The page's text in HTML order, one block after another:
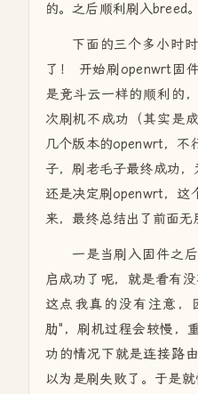
的。之后顺利刷入breed。
下面的三个多小时
了！ 开始刷openwrt固
是竞斗云一样的顺利的
次刷机不成功（其实是
几个版本的openwrt，不
子，刷老毛子最终成功，
还是决定刷openwrt，这
来，最终总结出了前面无
一是当刷入固件之
启成功了呢，就是看有
这点我真的没有注意
肋"，刷机过程会较慢，
功的情况下就是连接路
以为是刷失败了。于是